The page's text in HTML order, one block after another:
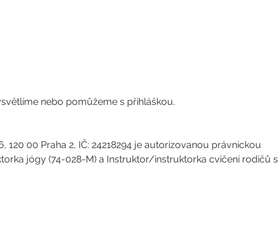
nebo pomůžeme s přihláškou.
00 Praha 2, IČ: 24218294 je autorizovanou právnickou
jógy (74-028-M) a Instruktor/instruktorka cvičení rodičů s